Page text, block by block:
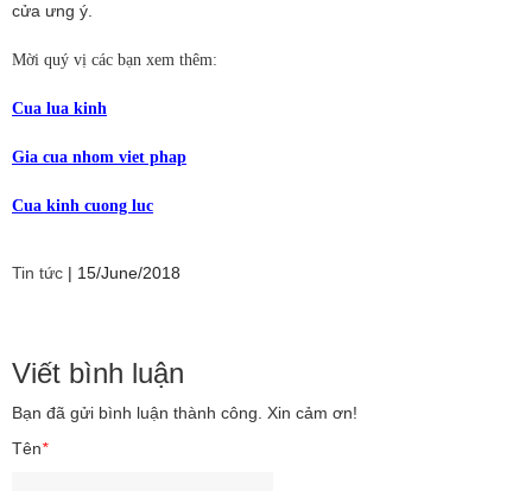
cửa ưng ý.
Mời quý vị các bạn xem thêm:
Cua lua kinh
Gia cua nhom viet phap
Cua kinh cuong luc
Tin tức | 15/June/2018
Viết bình luận
Bạn đã gửi bình luận thành công. Xin cảm ơn!
Tên*